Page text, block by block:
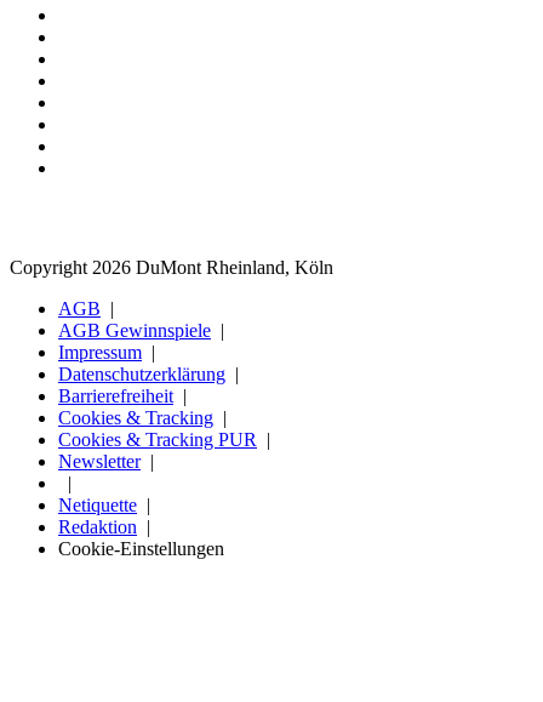
Copyright 2026 DuMont Rheinland, Köln
AGB
AGB Gewinnspiele
Impressum
Datenschutzerklärung
Barrierefreiheit
Cookies & Tracking
Cookies & Tracking PUR
Newsletter
Netiquette
Redaktion
Cookie-Einstellungen